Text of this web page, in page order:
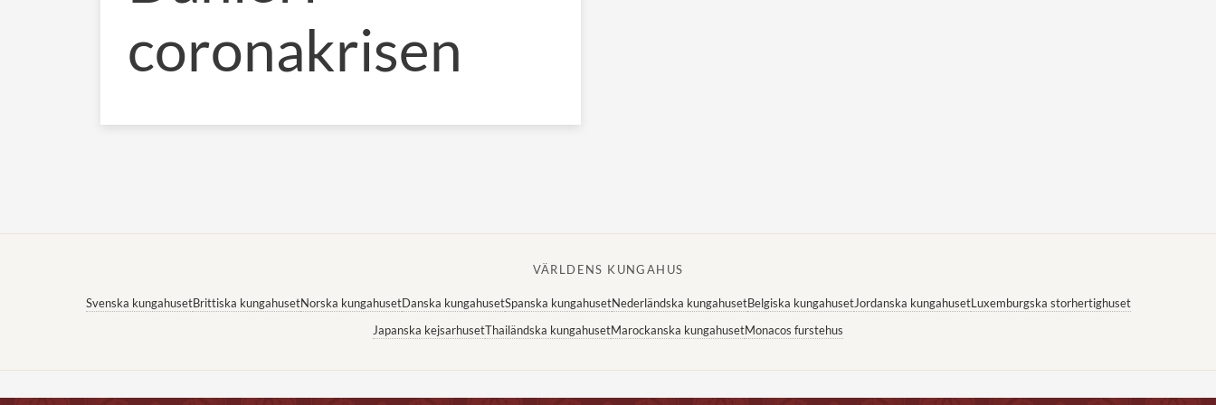
coronakrisen
VÄRLDENS KUNGAHUS
Svenska kungahusetBrittiska kungahusetNorska kungahusetDanska kungahusetSpanska kungahusetNederländska kungahusetBelgiska kungahusetJordanska kungahusetLuxemburgska storhertighuset
Japanska kejsarhusetThailändska kungahusetMarockanska kungahusetMonacos furstehus